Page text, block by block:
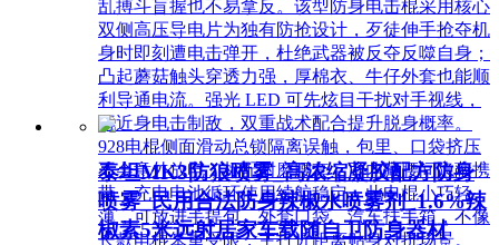
乱搏斗盲握也不易拿反。该型防身电击棍采用核心
双侧高压导电片为独有防抢设计，歹徒伸手抢夺机
身时即刻遭电击弹开，杜绝武器被反夺反噬自身；
凸起蘑菇触头穿透力强，厚棉衣、牛仔外套也能顺
利导通电流。强光 LED 可先炫目干扰对手视线，
再近身电击制敌，双重战术配合提升脱身概率。
928电棍侧面滑动总锁隔离误触，包里、口袋挤压
不会意外放电；标配耐磨腰套，可内藏腰间隐蔽携
带，充电电池循环使用续航稳定。此电棍小巧轻
薄，可放进手提包、外套口袋、汽车扶手箱，不像
长款电棍笨重受限，主打近距离贴身对抗场景。
泰坦MK3防狼喷雾_高浓缩凝胶配方防身
喷雾_民用合法防身辣椒水喷雾剂_1.6%辣
椒素5米远射居家车载随自卫防身器材